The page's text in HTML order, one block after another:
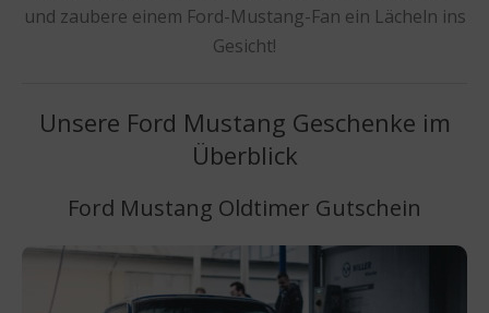
und zaubere einem Ford-Mustang-Fan ein Lächeln ins
Gesicht!
Unsere Ford Mustang Geschenke im
Überblick
Ford Mustang Oldtimer Gutschein